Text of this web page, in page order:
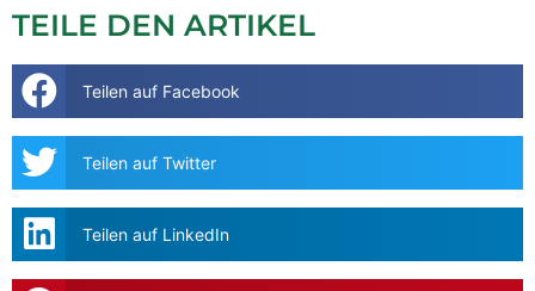
TEILE DEN ARTIKEL
Teilen auf Facebook
Teilen auf Twitter
Teilen auf LinkedIn